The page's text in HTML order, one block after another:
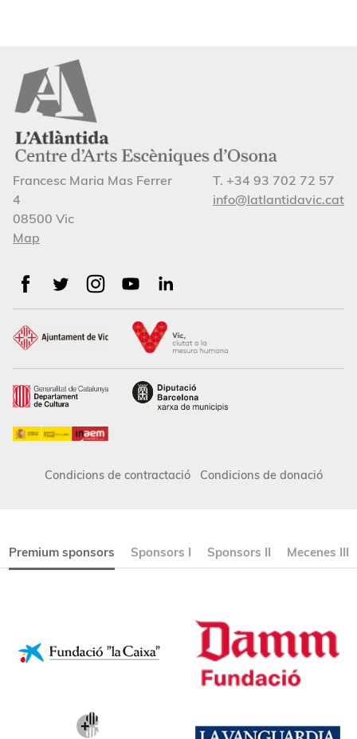
Francesc Maria Mas Ferrer
4
08500 Vic
Map
T. +34 93 702 72 57
info@latlantidavic.cat
Condicions de contractació Condicions de donació
Premium sponsors Sponsors I Sponsors II Mecenes III